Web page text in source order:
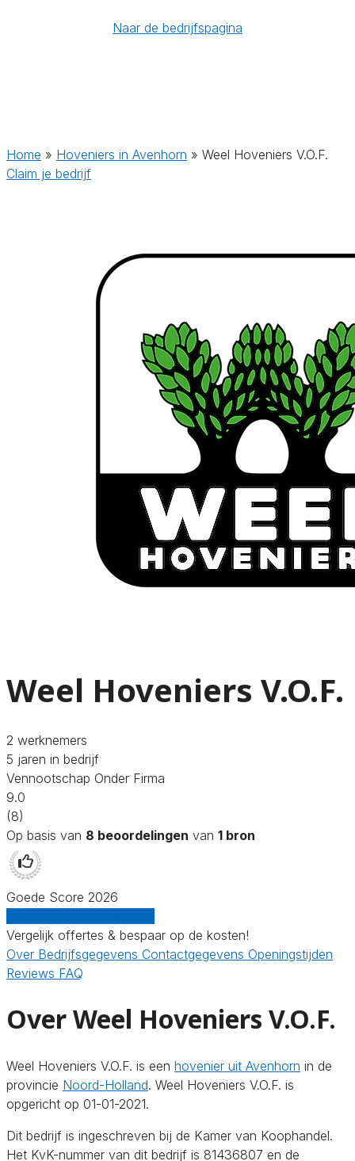
Naar de bedrijfspagina
Home » Hoveniers in Avenhorn » Weel Hoveniers V.O.F.
Claim je bedrijf
Weel Hoveniers V.O.F.
2 werknemers
5 jaren in bedrijf
Vennootschap Onder Firma
9.0
(8)
Op basis van 8 beoordelingen van 1 bron
Goede Score 2026
Vergelijk offertes & bespaar op de kosten!
Over Bedrijfsgegevens Contactgegevens Openingstijden
Reviews FAQ
Over Weel Hoveniers V.O.F.
Weel Hoveniers V.O.F. is een hovenier uit Avenhorn in de
provincie Noord-Holland. Weel Hoveniers V.O.F. is
opgericht op 01-01-2021.
Dit bedrijf is ingeschreven bij de Kamer van Koophandel.
Het KvK-nummer van dit bedrijf is 81436807 en de